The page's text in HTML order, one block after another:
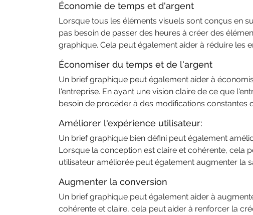
Économie de temps et d'argent
Lorsque tous les éléments visuels sont conçus en
pas besoin de passer des heures à créer des
graphique. Cela peut également aider à réduire les
Économiser du temps et de l'argent
Un brief graphique peut également aider à
l'entreprise. En ayant une vision claire de ce que
besoin de procéder à des modifications
Améliorer l'expérience utilisateur:
Un brief graphique bien défini peut également
Lorsque la conception est claire et cohérente, cela
utilisateur améliorée peut également augmenter la
Augmenter la conversion
Un brief graphique peut également aider à
cohérente et claire, cela peut aider à renforcer la